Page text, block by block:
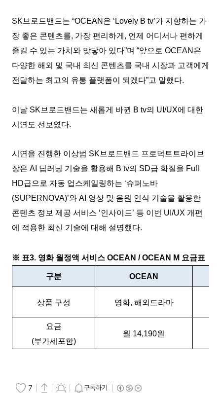
SK 브로드밴드는 “OCEAN 은 ‘Lovely B tv’가 지향하는 가
장 좋은 콘텐츠를, 가장 편리하게 , 언제 어디서나 편하게
즐길 수 있는 가치와 맞닿아 있다”며 “앞으로 OCEAN 은
다양한 해외 및 국내 최신 콘텐츠를 국내 시장과 고객에게
전달하는 최고의 유통 플랫폼이 되겠다”고 말했다.
이날 SK 브로드밴드는 새롭게 바뀐 B tv의 UI/UX에 대한
시연도 선보였다.
시연을 진행한 이상범 SK 브로드밴드 프로덕트트라이브
장은 AI 딥러닝 기술을 활용해 B tv의 SD급 화질을 Full
HD급으로 자동 업스케일링하는 ‘슈퍼노바
(SUPERNOVA)’와 AI 영상 및 음원 인식 기술을 활용한
콘텐츠 정보 제공 서비스 ‘인사이드’ 등 이번 UI/UX 개편
에 적용한 최신 기술에 대해 설명했다.
※ 표3. 영화 월정액 서비스 OCEAN / OCEAN M 요금표
구분 OCEAN
상품 구성 영화, 해외드라마
요금
(부가세포함)
월 14,190원
7 구독하기